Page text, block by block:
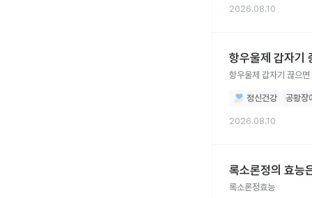
2026.08.10
항우울제 갑자기
항우울제 갑자기 끊으
정신건강 공황장
2026.08.10
록소론정의 효능
록소론정효능